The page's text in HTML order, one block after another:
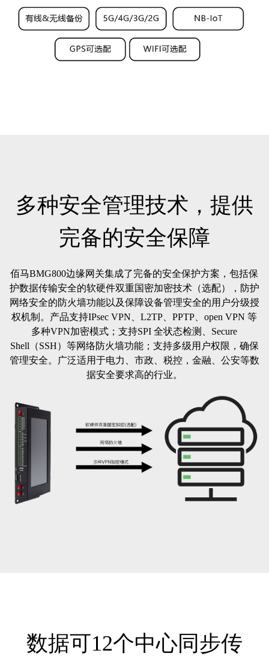
多种安全管理技术，提供
完备的安全保障
佰马BMG800边缘网关集成了完备的安全保护方案，包括保
护数据传输安全的软硬件双重国密加密技术（选配），防护
网络安全的防火墙功能以及保障设备管理安全的用户分级授
权机制。产品支持IPsec VPN、L2TP、PPTP、open VPN 等
多种VPN加密模式；支持SPI 全状态检测、Secure
Shell（SSH）等网络防火墙功能；支持多级用户权限，确保
管理安全。广泛适用于电力、市政、税控，金融、公安等数
据安全要求高的行业。
数据可12个中心同步传